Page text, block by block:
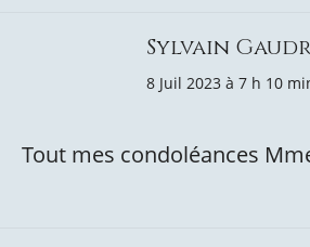
Sylvain
8 Juil 2023 à 7 h 10
Tout mes condoléances